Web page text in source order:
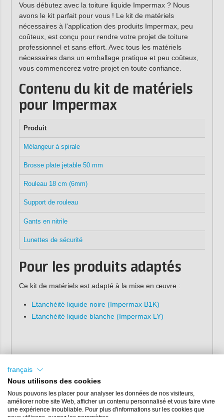
Vous débutez avec la toiture liquide Impermax ? Nous
avons le kit parfait pour vous ! Le kit de matériels
nécessaires à l'application des produits Impermax, peu
coûteux, est conçu pour rendre votre projet de toiture
professionnel et sans effort. Avec tous les matériels
nécessaires dans un emballage pratique et peu coûteux,
vous commencerez votre projet en toute confiance.
Contenu du kit de matériels
pour Impermax
Produit
Mélangeur à spirale
Brosse plate jetable 50 mm
Rouleau 18 cm (6mm)
Support de rouleau
Gants en nitrile
Lunettes de sécurité
Pour les produits adaptés
Ce kit de matériels est adapté à la mise en œuvre :
Etanchéité liquide noire (Impermax B1K)
Etanchéité liquide blanche (Impermax LY)
français
Nous utilisons des cookies
Nous pouvons les placer pour analyser les données de nos visiteurs,
améliorer notre site Web, afficher un contenu personnalisé et vous faire vivre
une expérience inoubliable. Pour plus d'informations sur les cookies que